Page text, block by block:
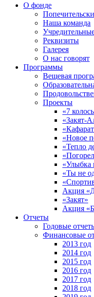
О фонде
Наша команда
Реквизиты
Галерея
О нас говорят
Программы
Вещевая
Проекты
«7
«Закят-
«Новое
«Тепло
«Улыбка
«Ты не
Акция
«Закят»
Акция
Отчеты
Годовые
Финансовые
2013 год
2014 год
2015 год
2016 год
2017 год
2018 год